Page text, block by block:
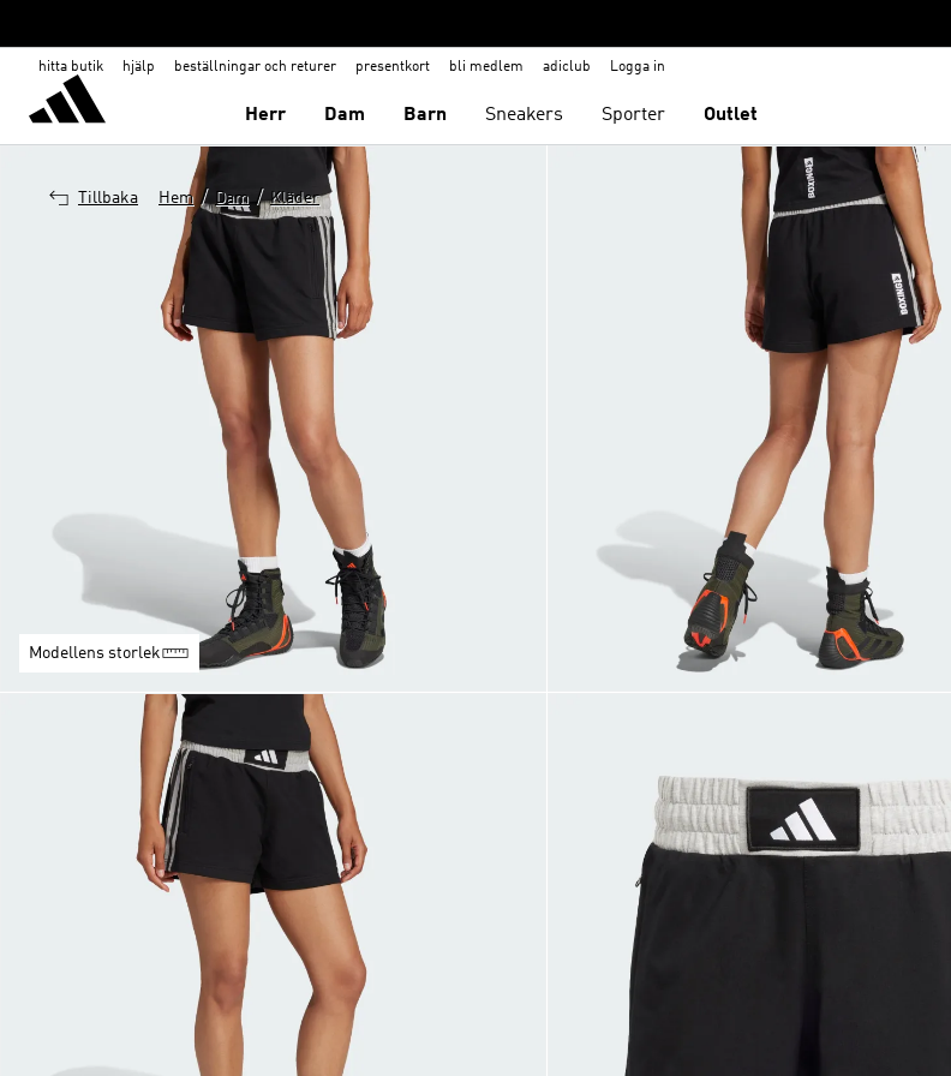
hitta butik hjälp beställningar och returer presentkort bli medlem adiclub Logga in
Herr Dam Barn Sneakers Sporter Outlet
Tillbaka Hem / Dam / Kläder
Modellens storlek